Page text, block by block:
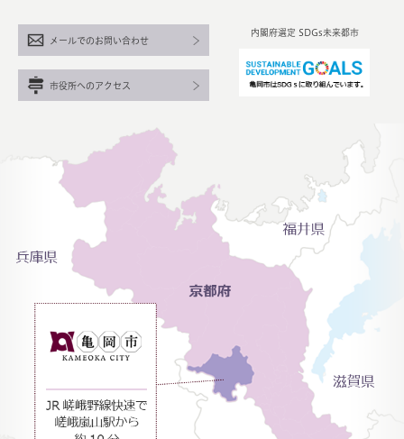
内閣府選定 SDGs未来都市
メールでのお問い合わせ
市役所へのアクセス